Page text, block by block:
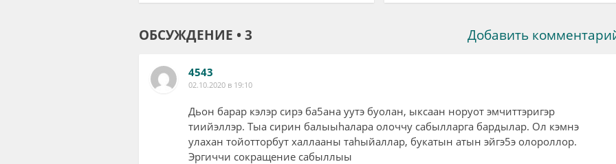
ОБСУЖДЕНИЕ • 3 Добавить
4543
02.10.2020 в 19:10
Дьон барар кэлэр сирэ ба5ана уутэ буолан, ыксаан норуот эмчиттэригэр
тиийэллэр. Тыа сирин балыыhалара олоччу сабылларга бардылар. Ол кэмнэ
улахан тойотторбут халлааны таhыйаллар, букатын атын эйгэ5э олороллор.
Эргиччи сокращение сабыллыы